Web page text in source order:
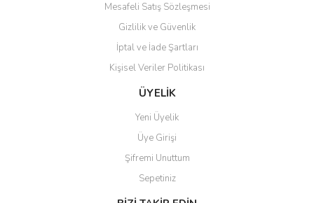
Mesafeli Satış Sözleşmesi
Gizlilik ve Güvenlik
İptal ve İade Şartları
Kişisel Veriler Politikası
ÜYELİK
Yeni Üyelik
Üye Girişi
Şifremi Unuttum
Sepetiniz